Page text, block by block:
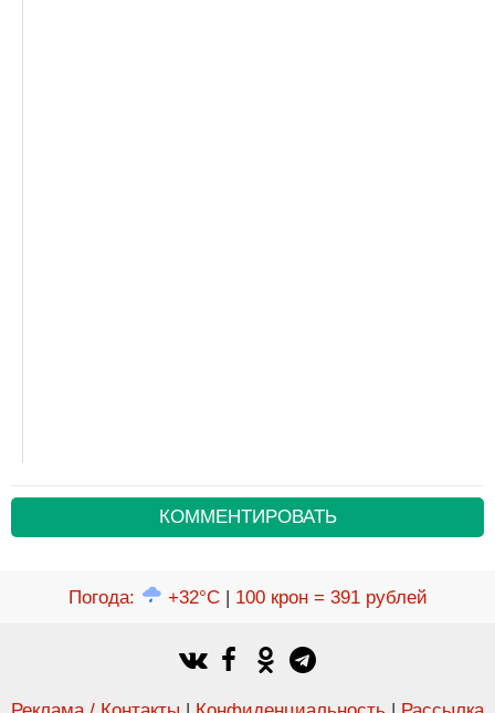
КОММЕНТИРОВАТЬ
Погода: +32°C| 100 крон = 391 рублей